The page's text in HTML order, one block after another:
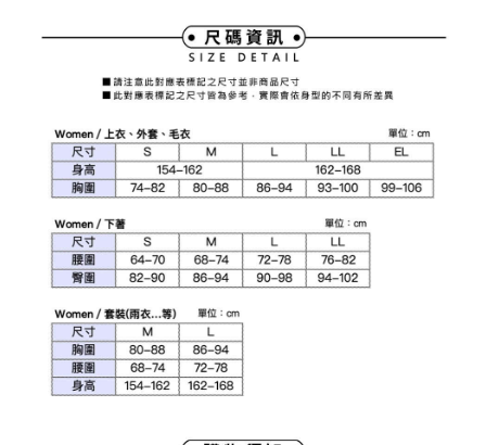
1.分期款項不併入電信帳單，「大哥付你分期」於每月結算日後寄送繳費提
2.透過簡訊連結打開帳單後，可選擇「超商條碼／台灣大直營門市／銀行轉
帳／街口支付／iPASS MONEY」等通路繳費。
【注意事項】
1.本服務係由「台灣大哥大股份有限公司」（以下簡稱本公司）所提供，讓
用戶於交易時，得透過本服務購買商品或服務，並由商店將買賣／分期付款
買賣價金債權讓與本公司後，依約使用本公司帳單繳交帳款。
資料（包含姓名、電話或地址）提供予台灣大哥大進項蒐集、處理及利用，
由本公司與您本人進行分期帳單所需資料之確認、核對及更正。
3.完整用戶服務條款，請詳閱以下連結：https://oppay.tw/userRule
【「AFTEE先享後付」結帳流程】
１．於結帳方式選擇「AFTEE先享後付」後，將跳轉至「AFTEE先享後付」
結帳頁面，進行簡訊認證並確認金額後，即可完成結帳。
２．訂單成立數日內，您將收到繳費通知簡訊。
ATM／網路銀行／等多元方式進行付款，方視為交易完成。
※ 請注意：結帳手續完成當下不需立刻繳費，但若您需要取消訂單，請聯絡
購買商品的店家。未經商家同意取消之訂單仍視為有效，需透過AFTEE先享
後付繳納相關費用。
※ 交易是否成功請以「AFTEE先享後付 」之結帳頁面顯示為準，若有關於
是否繳費成功／繳費後需取消欲退款等相關疑問，請聯繫「AFTEE先享後付
客戶支援中心」
https://netprotections.freshdesk.com/support/home
１．透過由恩沛科技股份有限公司提供之「AFTEE先享後付」服務完成之交
易，需依本服務之必要範圍內提供個人資料，並將交易相關給付款項請求債
權轉讓予恩沛科技股份有限公司。
２．關於個人資料處理事宜，請瀏覽以下網址：
https://aftee.tw/terms/#terms3
免運費
付款後全家取貨
萊爾富取貨付款
免運費
付款後萊爾富取貨
免運費
7-11取貨付款
免運費
付款後7-11取貨
免運費